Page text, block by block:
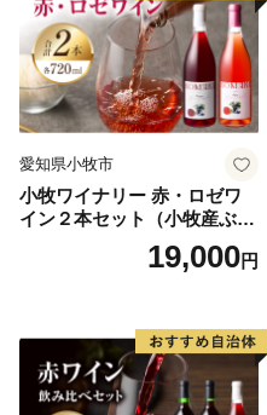
愛知県小牧市
小牧ワイナリー 赤・ロゼワ
イン２本セット（小牧産ぶど
19,000円